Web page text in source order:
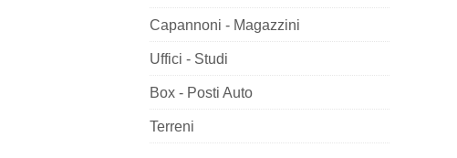
Capannoni - Magazzini
Uffici - Studi
Box - Posti Auto
Terreni